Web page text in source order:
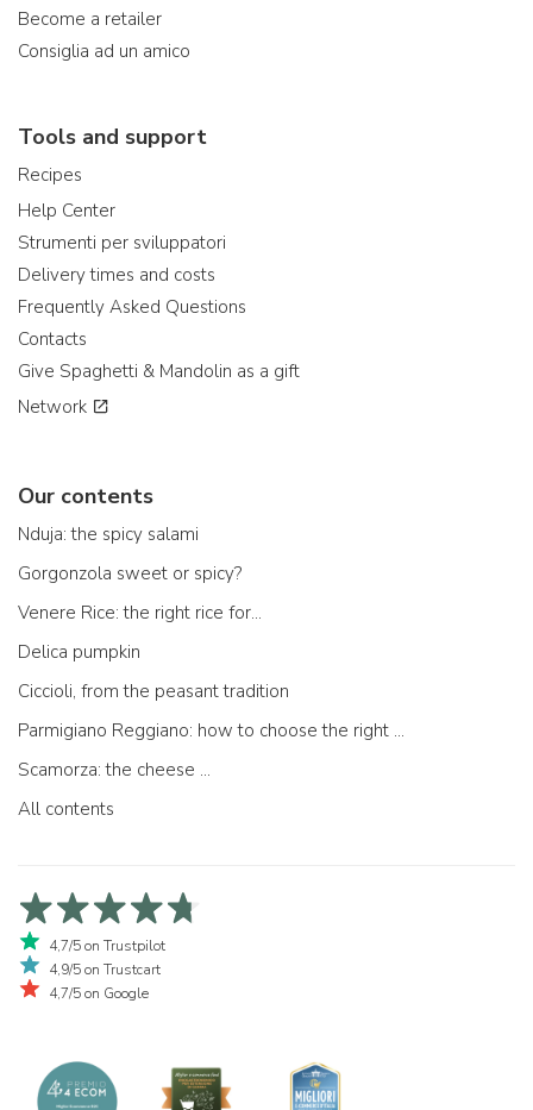
Become a retailer
Consiglia ad un amico
Tools and support
Recipes
Help Center
Strumenti per sviluppatori
Delivery times and costs
Frequently Asked Questions
Contacts
Give Spaghetti & Mandolin as a gift
Network
Our contents
Nduja: the spicy salami
Gorgonzola sweet or spicy?
Venere Rice: the right rice for...
Delica pumpkin
Ciccioli, from the peasant tradition
Parmigiano Reggiano: how to choose the right one
Scamorza: the cheese ...
All contents
4,7/5 on Trustpilot
4,9/5 on Trustcart
4,7/5 on Google